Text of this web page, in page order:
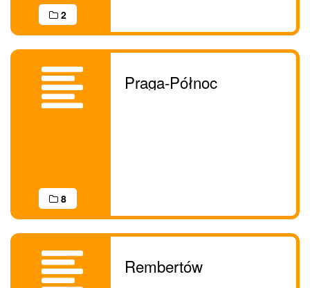
2
8
Praga-Północ
Rembertów